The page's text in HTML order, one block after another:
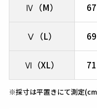
Ⅳ（M） 67
Ⅴ（L） 69
Ⅵ（XL） 71
※採寸は平置きにて測定